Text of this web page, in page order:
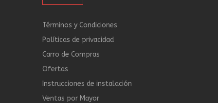
Términos y Condiciones
Políticas de privacidad
Carro de Compras
Ofertas
Instrucciones de instalación
Ventas por Mayor